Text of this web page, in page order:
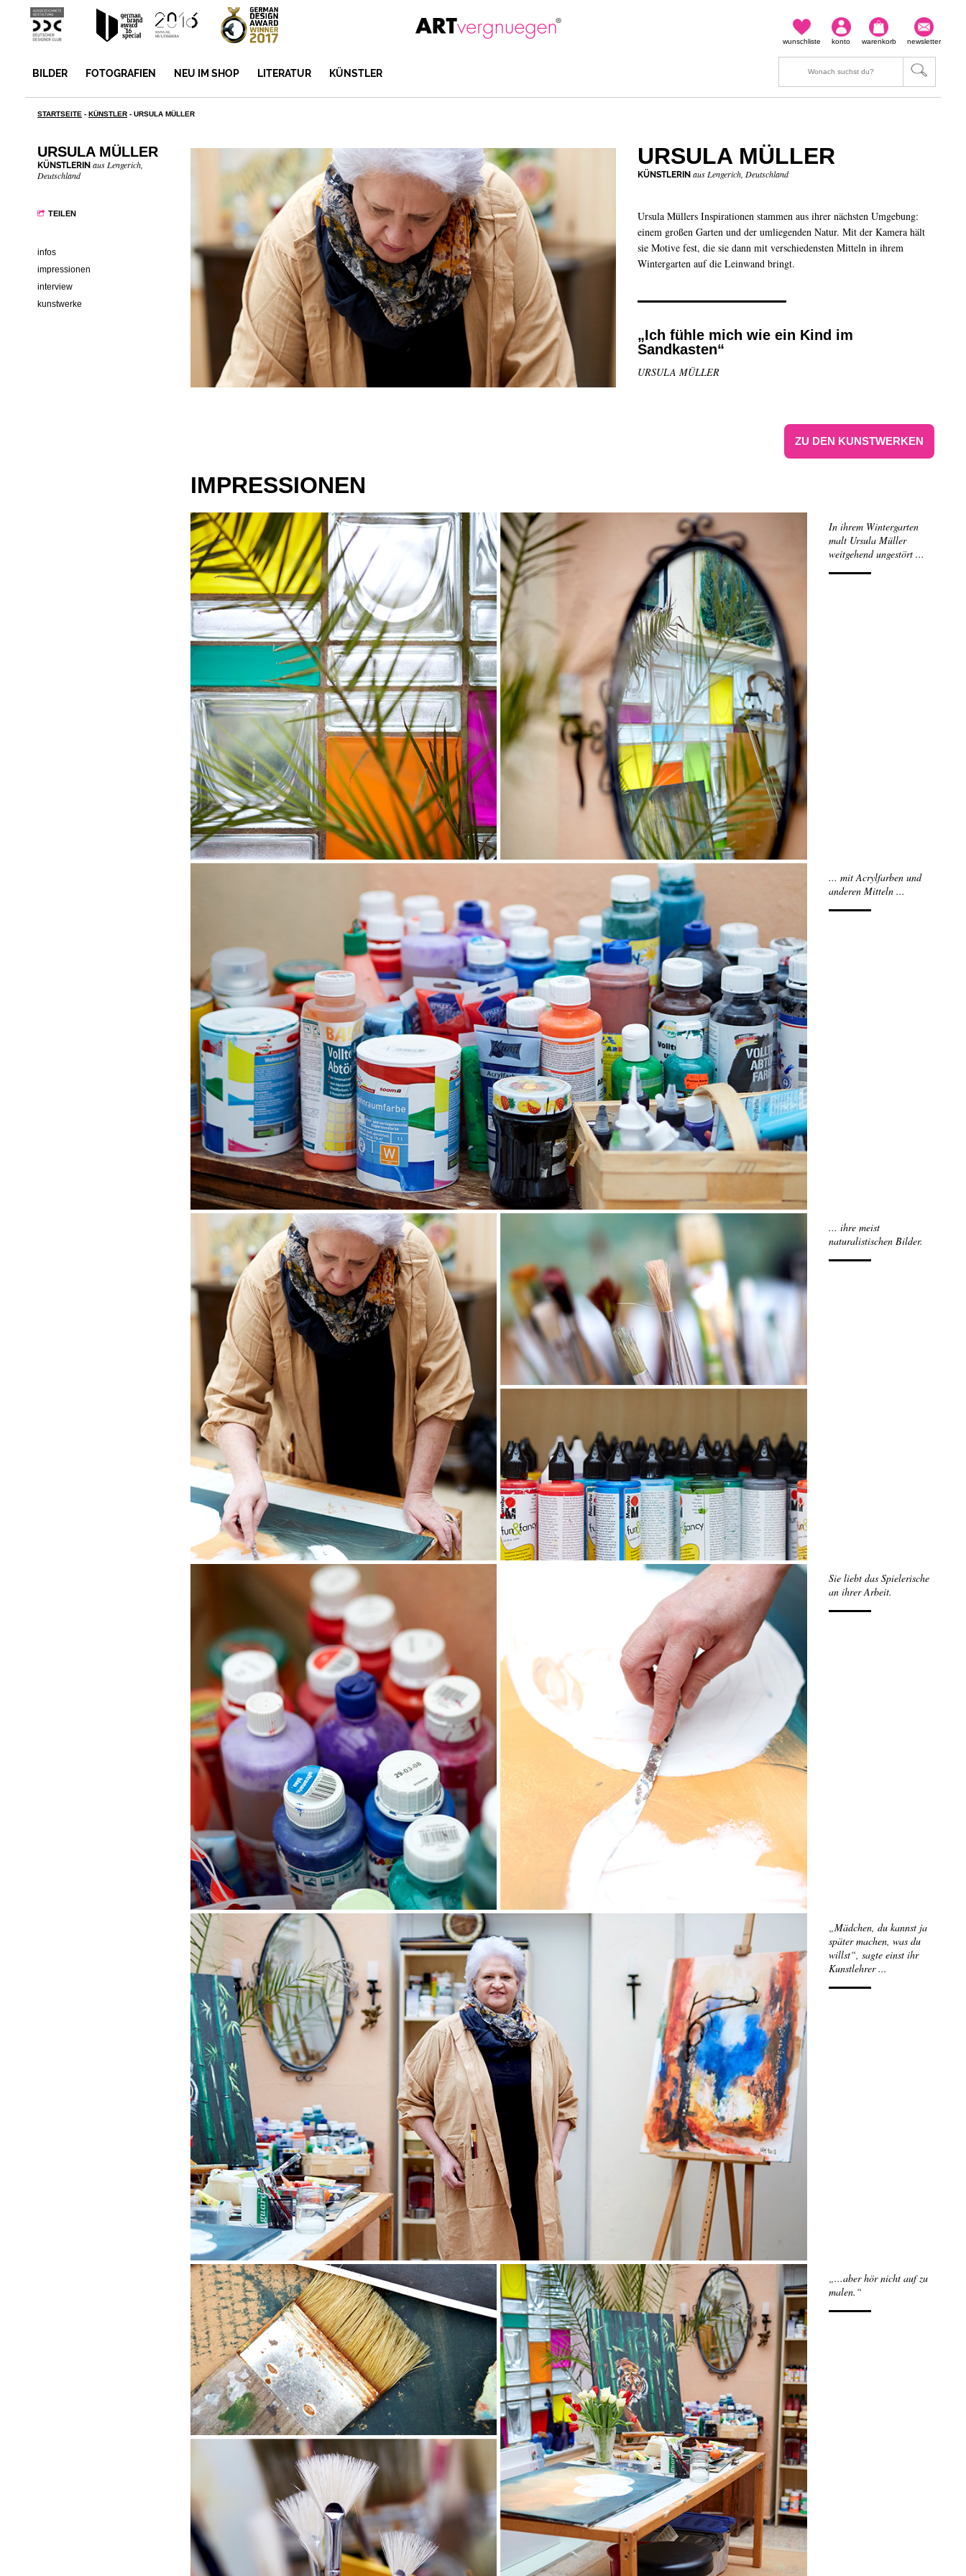
newsletter
warenkorb
konto
wunschliste
BILDER FOTOGRAFIEN NEU IM SHOP LITERATUR KÜNSTLER
STARTSEITE - KÜNSTLER - URSULA MÜLLER
URSULA MÜLLER
KÜNSTLERIN aus Lengerich,
Deutschland
TEILEN
infos
impressionen
interview
kunstwerke
URSULA MÜLLER
KÜNSTLERIN aus Lengerich, Deutschland
Ursula Müllers Inspirationen stammen aus ihrer nächsten Umgebung:
einem großen Garten und der umliegenden Natur. Mit der Kamera hält
sie Motive fest, die sie dann mit verschiedensten Mitteln in ihrem
Wintergarten auf die Leinwand bringt.
„Ich fühle mich wie ein Kind im
Sandkasten“
URSULA MÜLLER
ZU DEN KUNSTWERKEN
IMPRESSIONEN
In ihrem Wintergarten
malt Ursula Müller
weitgehend ungestört ...
... mit Acrylfarben und
anderen Mitteln ...
... ihre meist
naturalistischen Bilder.
Sie liebt das Spielerische
an ihrer Arbeit.
„Mädchen, du kannst ja
später machen, was du
willst“, sagte einst ihr
Kunstlehrer ...
„...aber hör nicht auf zu
malen.“